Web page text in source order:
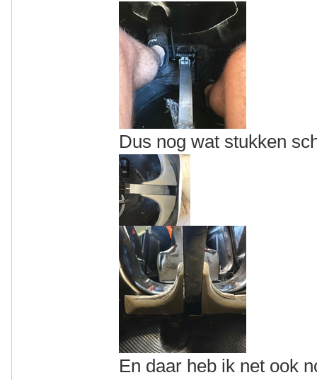
Dus nog wat stukken
En daar heb ik net ook